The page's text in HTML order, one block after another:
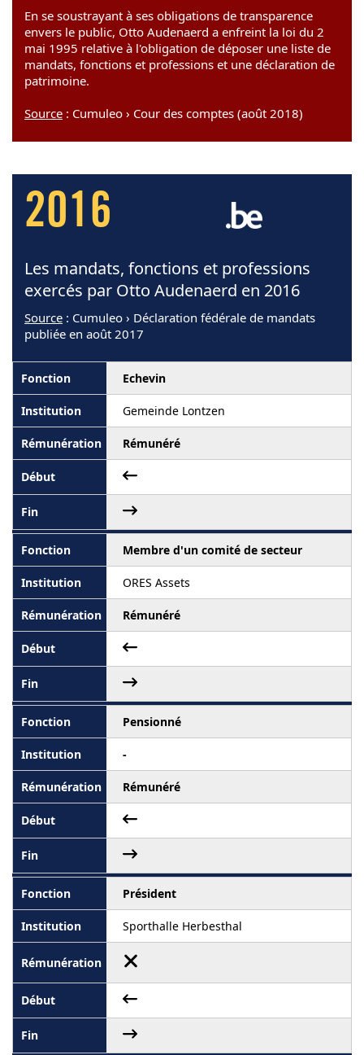
En se soustrayant à ses obligations de transparence
envers le public, Otto Audenaerd a enfreint la loi du 2
mai 1995 relative à l'obligation de déposer une liste de
mandats, fonctions et professions et une déclaration de
patrimoine.
Source : Cumuleo › Cour des comptes (août 2018)
2016
Les mandats, fonctions et professions
exercés par Otto Audenaerd en 2016
Source : Cumuleo › Déclaration fédérale de mandats
publiée en août 2017
Echevin
Gemeinde Lontzen
Rémunéré
Membre d'un comité de secteur
ORES Assets
Rémunéré
Pensionné
-
Rémunéré
Président
Sporthalle Herbesthal